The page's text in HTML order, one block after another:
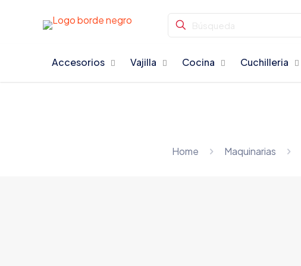
Accesorios Vajilla Cocina Cuchilleria
Home Maquinarias